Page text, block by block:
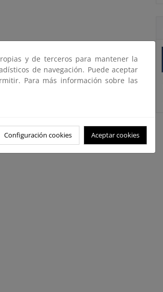
y de terceros para mantener la
de navegación. Puede aceptar
Para más información sobre las
Configuración cookies Aceptar cookies